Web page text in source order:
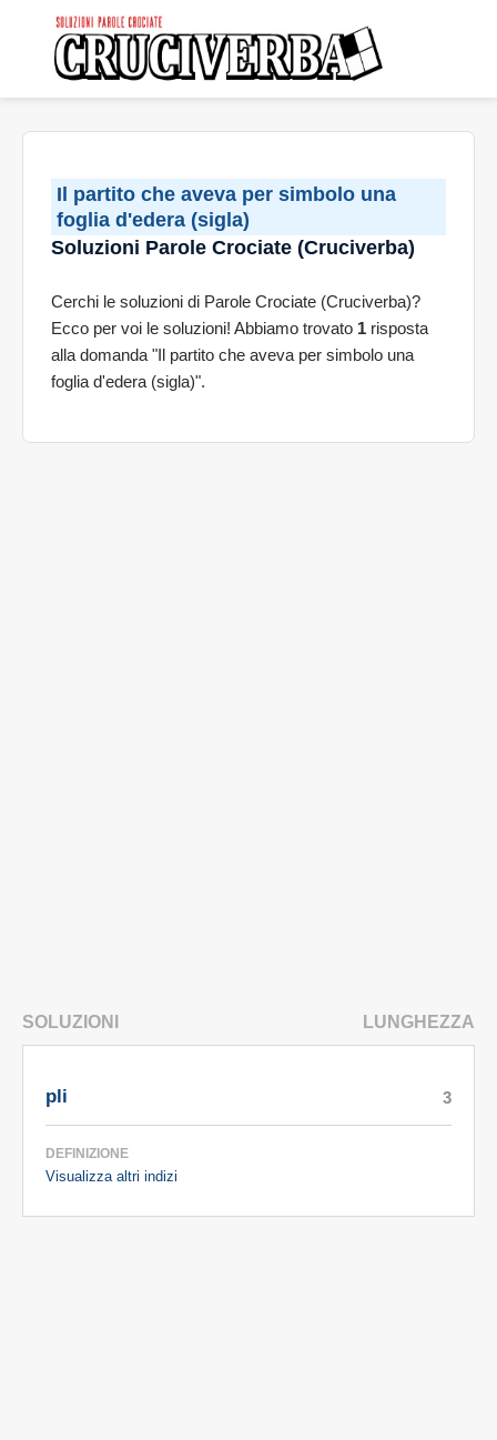
Il partito che aveva per simbolo una
foglia d'edera (sigla)
Soluzioni Parole Crociate (Cruciverba)
Cerchi le soluzioni di Parole Crociate (Cruciverba)?
Ecco per voi le soluzioni! Abbiamo trovato 1 risposta
alla domanda "Il partito che aveva per simbolo una
foglia d'edera (sigla)".
SOLUZIONI LUNGHEZZA
pli
DEFINIZIONE
Visualizza altri indizi
3